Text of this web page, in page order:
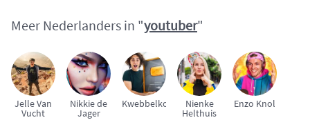
Meer Nederlanders in "youtuber"
Jelle Van
Vucht
Nikkie de
Jager
Kwebbelkop Nienke
Helthuis
Enzo Knol